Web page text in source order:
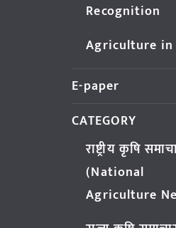
Recognition
Agriculture in
E-paper
CATEGORY
राष्ट्रीय कृषि
(National
Agriculture